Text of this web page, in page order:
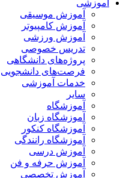
آموزشی
آموزش موسیقی
آموزش کامپیوتر
آموزش ورزشی
تدریس خصوصی
پروژه‌های دانشگاهی
فرصت‌های دانشجویی
خدمات آموزشی
سایر
آموزشگاه
آموزشگاه زبان
آموزشگاه کنکور
آموزشگاه رانندگی
آموزش درسی
آموزش حرفه و فن
آموزش تخصصی